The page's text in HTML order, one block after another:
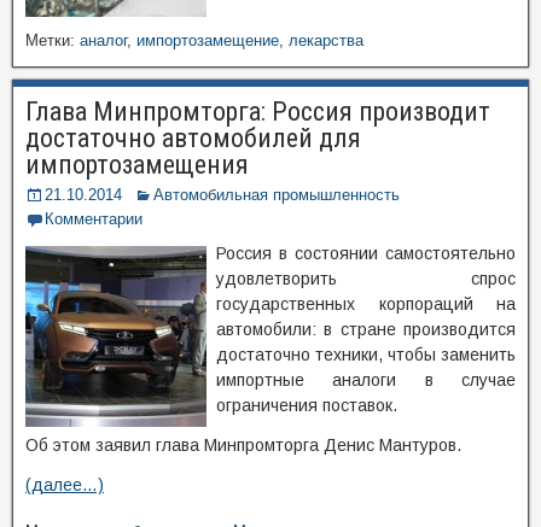
Метки: аналог, импортозамещение, лекарства
Глава Минпромторга: Россия производит
достаточно автомобилей для
импортозамещения
21.10.2014
Автомобильная промышленность
Комментарии
Россия в состоянии самостоятельно
удовлетворить спрос
государственных корпораций на
автомобили: в стране производится
достаточно техники, чтобы заменить
импортные аналоги в случае
ограничения поставок.
Об этом заявил глава Минпромторга Денис Мантуров.
(далее…)